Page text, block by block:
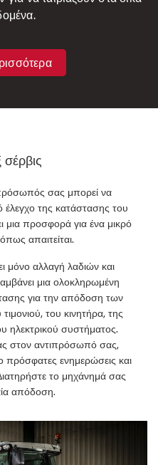
σας μπορεί να
έλεγχο της κατάστασης του
μια προσφορά για ένα μικρό
απαιτείται.
μόνο αλλαγή λαδιών και
μια ολοκληρωμένη
για την απόδοση των
του κινητήρα, της
ηλεκτρικού συστήματος.
στον αντιπρόσωπό σας,
πρόσφατες ενημερώσεις και
το μηχάνημά σας
απόδοση.